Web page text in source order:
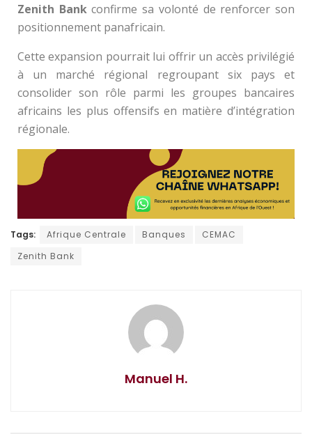
Zenith Bankconfirme sa volonté de renforcer son
positionnement panafricain.
Cette expansion pourrait lui offrir un accès privilégié
à un marché régional regroupant six pays et
consolider son rôle parmi les groupes bancaires
africains les plus offensifs en matière d’intégration
régionale.
Tags: Afrique Centrale Banques
CEMAC
Zenith Bank
Manuel H.